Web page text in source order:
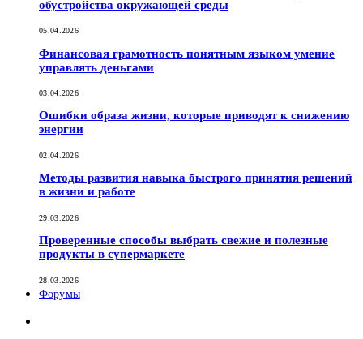
обустройства окружающей среды
05.04.2026
Финансовая грамотность понятным языком умение
управлять деньгами
03.04.2026
Ошибки образа жизни, которые приводят к снижению
энергии
02.04.2026
Методы развития навыка быстрого принятия решений
в жизни и работе
29.03.2026
Проверенные способы выбрать свежие и полезные
продукты в супермаркете
28.03.2026
Форумы